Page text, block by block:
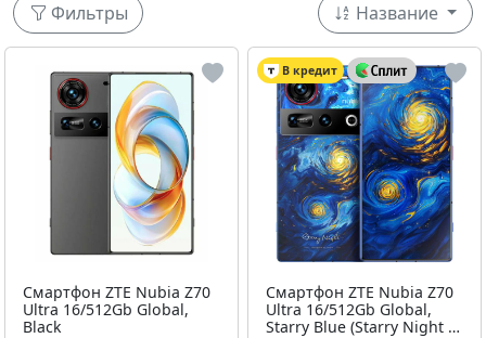
Фильтры Название
Смартфон ZTE Nubia Z70
Ultra 16/512Gb Global,
Black
В кредит
Смартфон ZTE Nubia Z70
Ultra 16/512Gb Global,
Starry Blue (Starry Night X